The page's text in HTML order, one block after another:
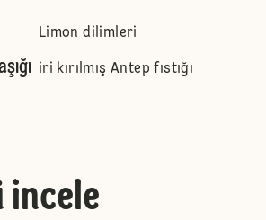
Limon dilimleri
iri kırılmış Antep fıstığı
incele